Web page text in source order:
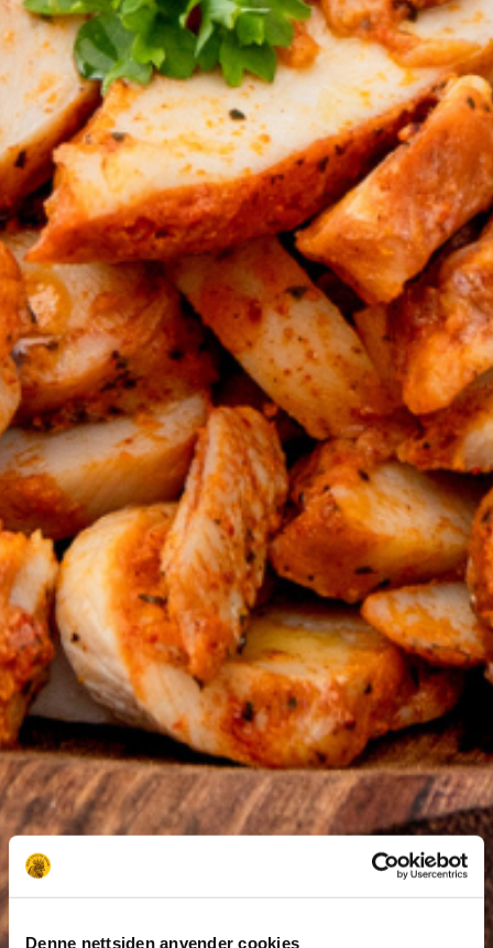
Denne nettsiden anvender cookies